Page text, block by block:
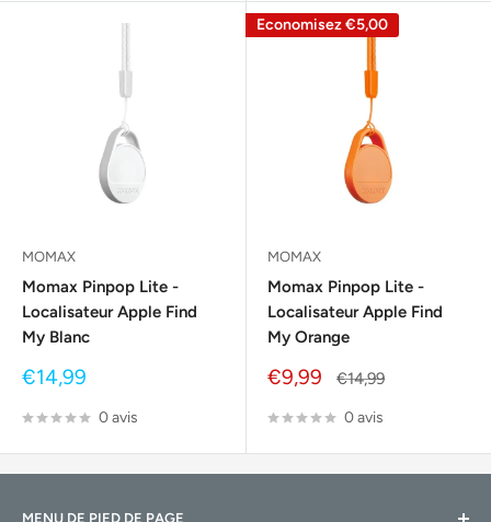
MOMAX
Momax Pinpop Lite -
Localisateur Apple Find
My Blanc
Prix
€14,99
0 avis
Economisez€5,00
MOMAX
Momax Pinpop Lite -
Localisateur Apple Find
My Orange
Prix
€9,99
Prix
€14,99
0 avis
MENU DE PIED DE PAGE